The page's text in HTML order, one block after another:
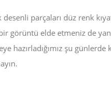
desenli parçaları düz renk
görüntü elde etmeniz de
hazırladığımız şu